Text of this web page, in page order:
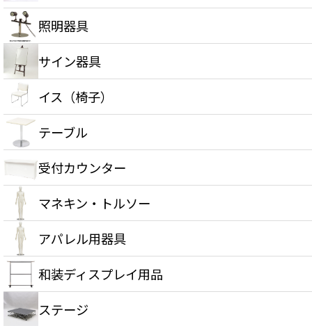
照明器具
サイン器具
イス（椅子）
テーブル
受付カウンター
マネキン・トルソー
アパレル用器具
和装ディスプレイ用品
ステージ